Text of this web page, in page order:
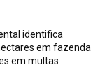
identifica
em fazenda
em multas